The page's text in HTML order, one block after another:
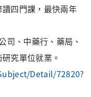
四門課，最快兩年
司、中藥行、藥局、
究單位就業。
Detail/72820?